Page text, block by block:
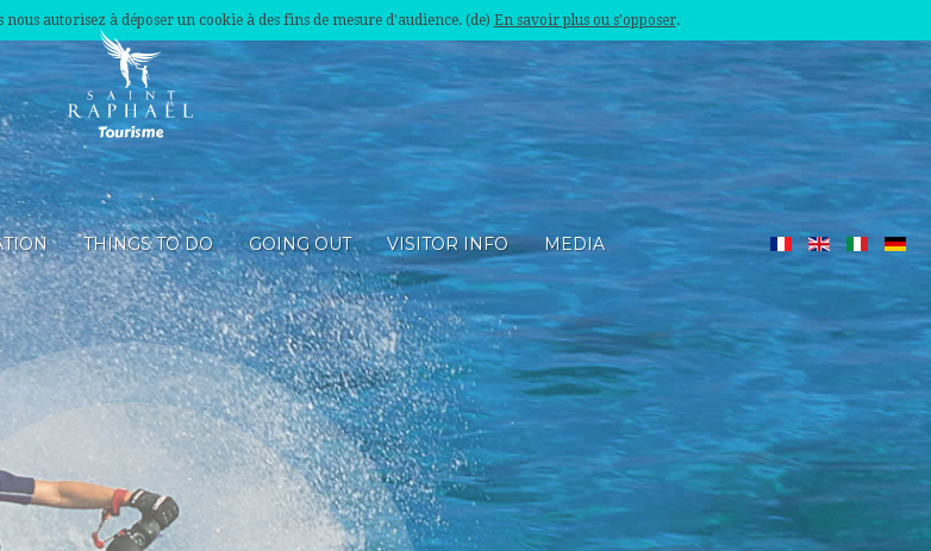
autorisez à déposer un cookie à des fins de mesure d'audience. (de) En savoir plus ou s'opposer.
THINGS TO DO GOING OUT VISITOR INFO MEDIA